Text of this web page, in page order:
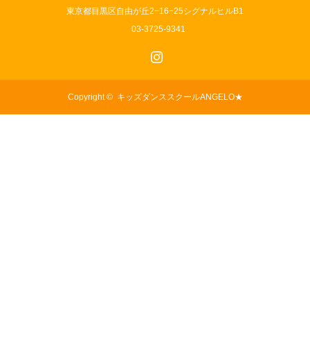
東京都目黒区自由が丘2−16−25シグナルヒルB1
03-3725-9341
Copyright © キッズダンススクールANGELO★